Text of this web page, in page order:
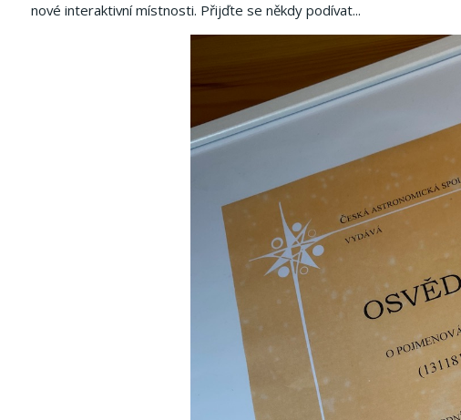
nové interaktivní místnosti. Přijďte se někdy podívat...